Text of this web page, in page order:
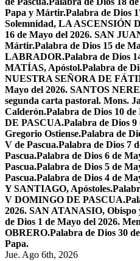
Papa y Mártir.Palabra de Dios
Solemnidad, LA ASCENSIÓN
16 de Mayo del 2026. SAN
Mártir.Palabra de Dios 15 de
LABRADOR.Palabra de Dios
MATÍAS, Apóstol.Palabra de
NUESTRA SEÑORA DE
Mayo del 2026. SANTOS
segunda carta pastoral. Mons.
Calderón.Palabra de Dios 10
DE PASCUA.Palabra de Dios 9
Gregorio Ostiense.Palabra de
V de Pascua.Palabra de Dios 7
Pascua.Palabra de Dios 6 de
Pascua.Palabra de Dios 5 de
Pascua.Palabra de Dios 4 de
Y SANTIAGO, Apóstoles.
V DOMINGO DE PASCUA.
2026. SAN ATANASIO, Obispo
de Dios 1 de Mayo del 2026.
OBRERO.Palabra de Dios 30
Papa.
Jue. Ago 6th, 2026